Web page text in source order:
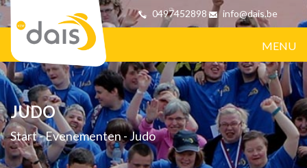
0497452898 info@dais.be
MENU
JUDO
Start-Evenementen-Judo